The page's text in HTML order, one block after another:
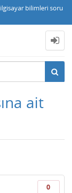
bilimleri soru
ait
0